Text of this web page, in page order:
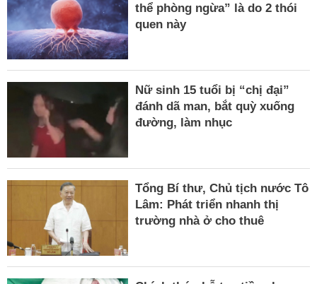
thể phòng ngừa” là do 2 thói
quen này
Nữ sinh 15 tuổi bị “chị đại”
đánh dã man, bắt quỳ xuống
đường, làm nhục
Tổng Bí thư, Chủ tịch nước Tô
Lâm: Phát triển nhanh thị
trường nhà ở cho thuê